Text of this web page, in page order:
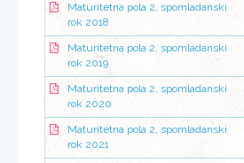
Maturitetna pola 2, spomladanski
rok 2018
Maturitetna pola 2, spomladanski
rok 2019
Maturitetna pola 2, spomladanski
rok 2020
Maturitetna pola 2, spomladanski
rok 2021